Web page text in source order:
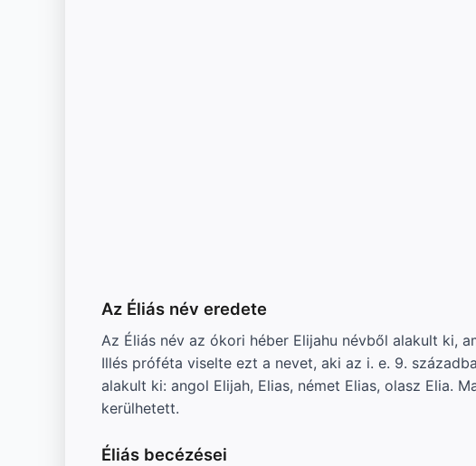
Az Éliás név eredete
Az Éliás név az ókori héber Elijahu névből alakult ki,
Illés próféta viselte ezt a nevet, aki az i. e. 9.
alakult ki: angol Elijah, Elias, német Elias, olasz Elia.
kerülhetett.
Éliás becézései